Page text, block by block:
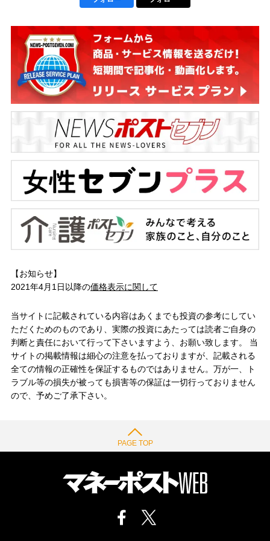
【お知らせ】
2021年4月1日以降の価格表示に関して
当サイトに記載されている内容はあくまでも投資の参考にしてい
ただくためのものであり、実際の投資にあたっては読者ご自身の
判断と責任において行って下さいますよう、お願い致します。 当
サイトの掲載情報は細心の注意を払っておりますが、記載される
全ての情報の正確性を保証するものではありません。万が一、ト
ラブル等の損失が被っても損害等の保証は一切行っておりません
ので、予めご了承下さい。
PAGE TOP